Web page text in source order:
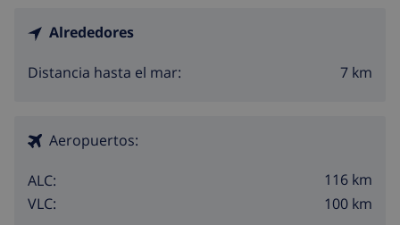
Alrededores
Distancia hasta el mar: 7 km
Aeropuertos:
ALC:
116 km
VLC:
100 km